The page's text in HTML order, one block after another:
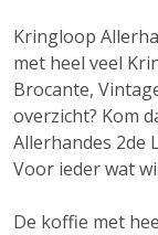
Kringloop
met heel veel
Brocante,
overzicht? Kom
Allerhandes 2de
Voor ieder wat
De koffie met